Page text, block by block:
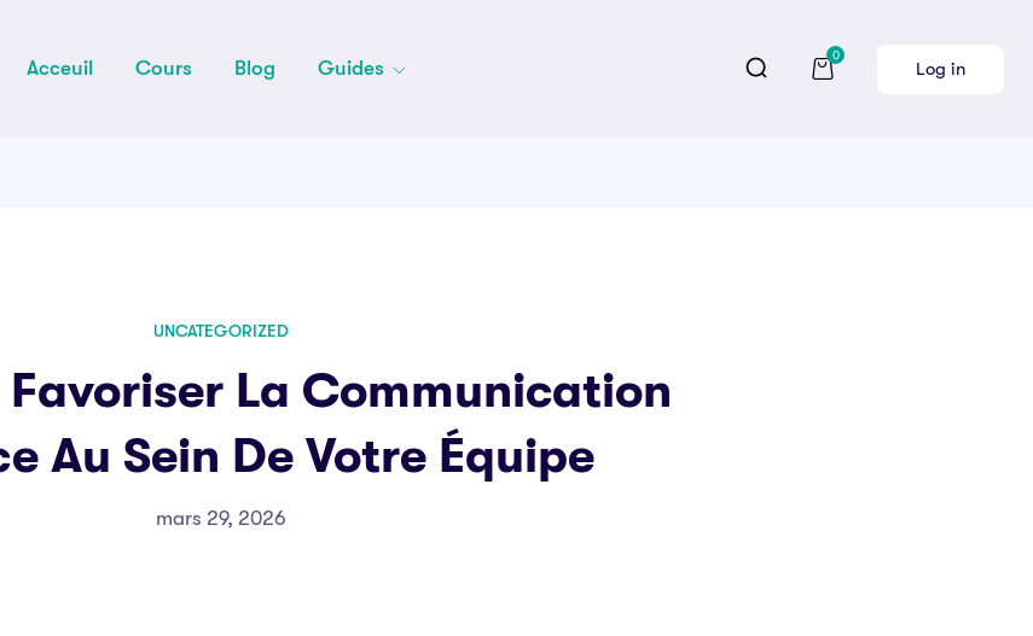
Acceuil Cours Blog Guides
0
Log in
UNCATEGORIZED
La Communication
Au Sein De Votre Équipe
mars 29, 2026